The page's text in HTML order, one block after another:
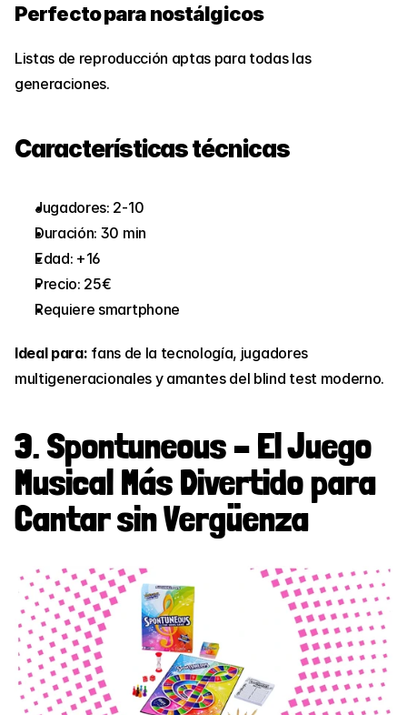
Perfecto para nostálgicos
Listas de reproducción aptas para todas las
generaciones.
Características técnicas
Jugadores: 2-10
Duración: 30 min
Edad: +16
Precio: 25€
Requiere smartphone
Ideal para: fans de la tecnología, jugadores
multigeneracionales y amantes del blind test moderno.
3. Spontuneous – El Juego
Musical Más Divertido para
Cantar sin Vergüenza